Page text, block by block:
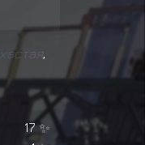
хастая,
17✨